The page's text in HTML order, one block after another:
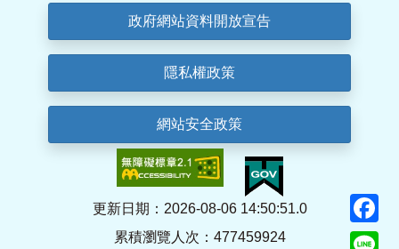
政府網站資料開放宣告
隱私權政策
網站安全政策
更新日期：2026-08-06 14:50:51.0
累積瀏覽人次：477459924